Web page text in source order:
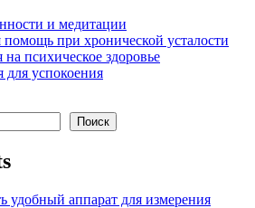
и медитации
помощь при хронической усталости
психическое здоровье
успокоения
Поиск
удобный аппарат для измерения